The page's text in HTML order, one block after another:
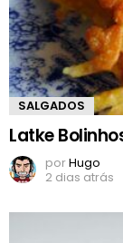
SALGADOS
Latke
porHugo
2 dias atrás